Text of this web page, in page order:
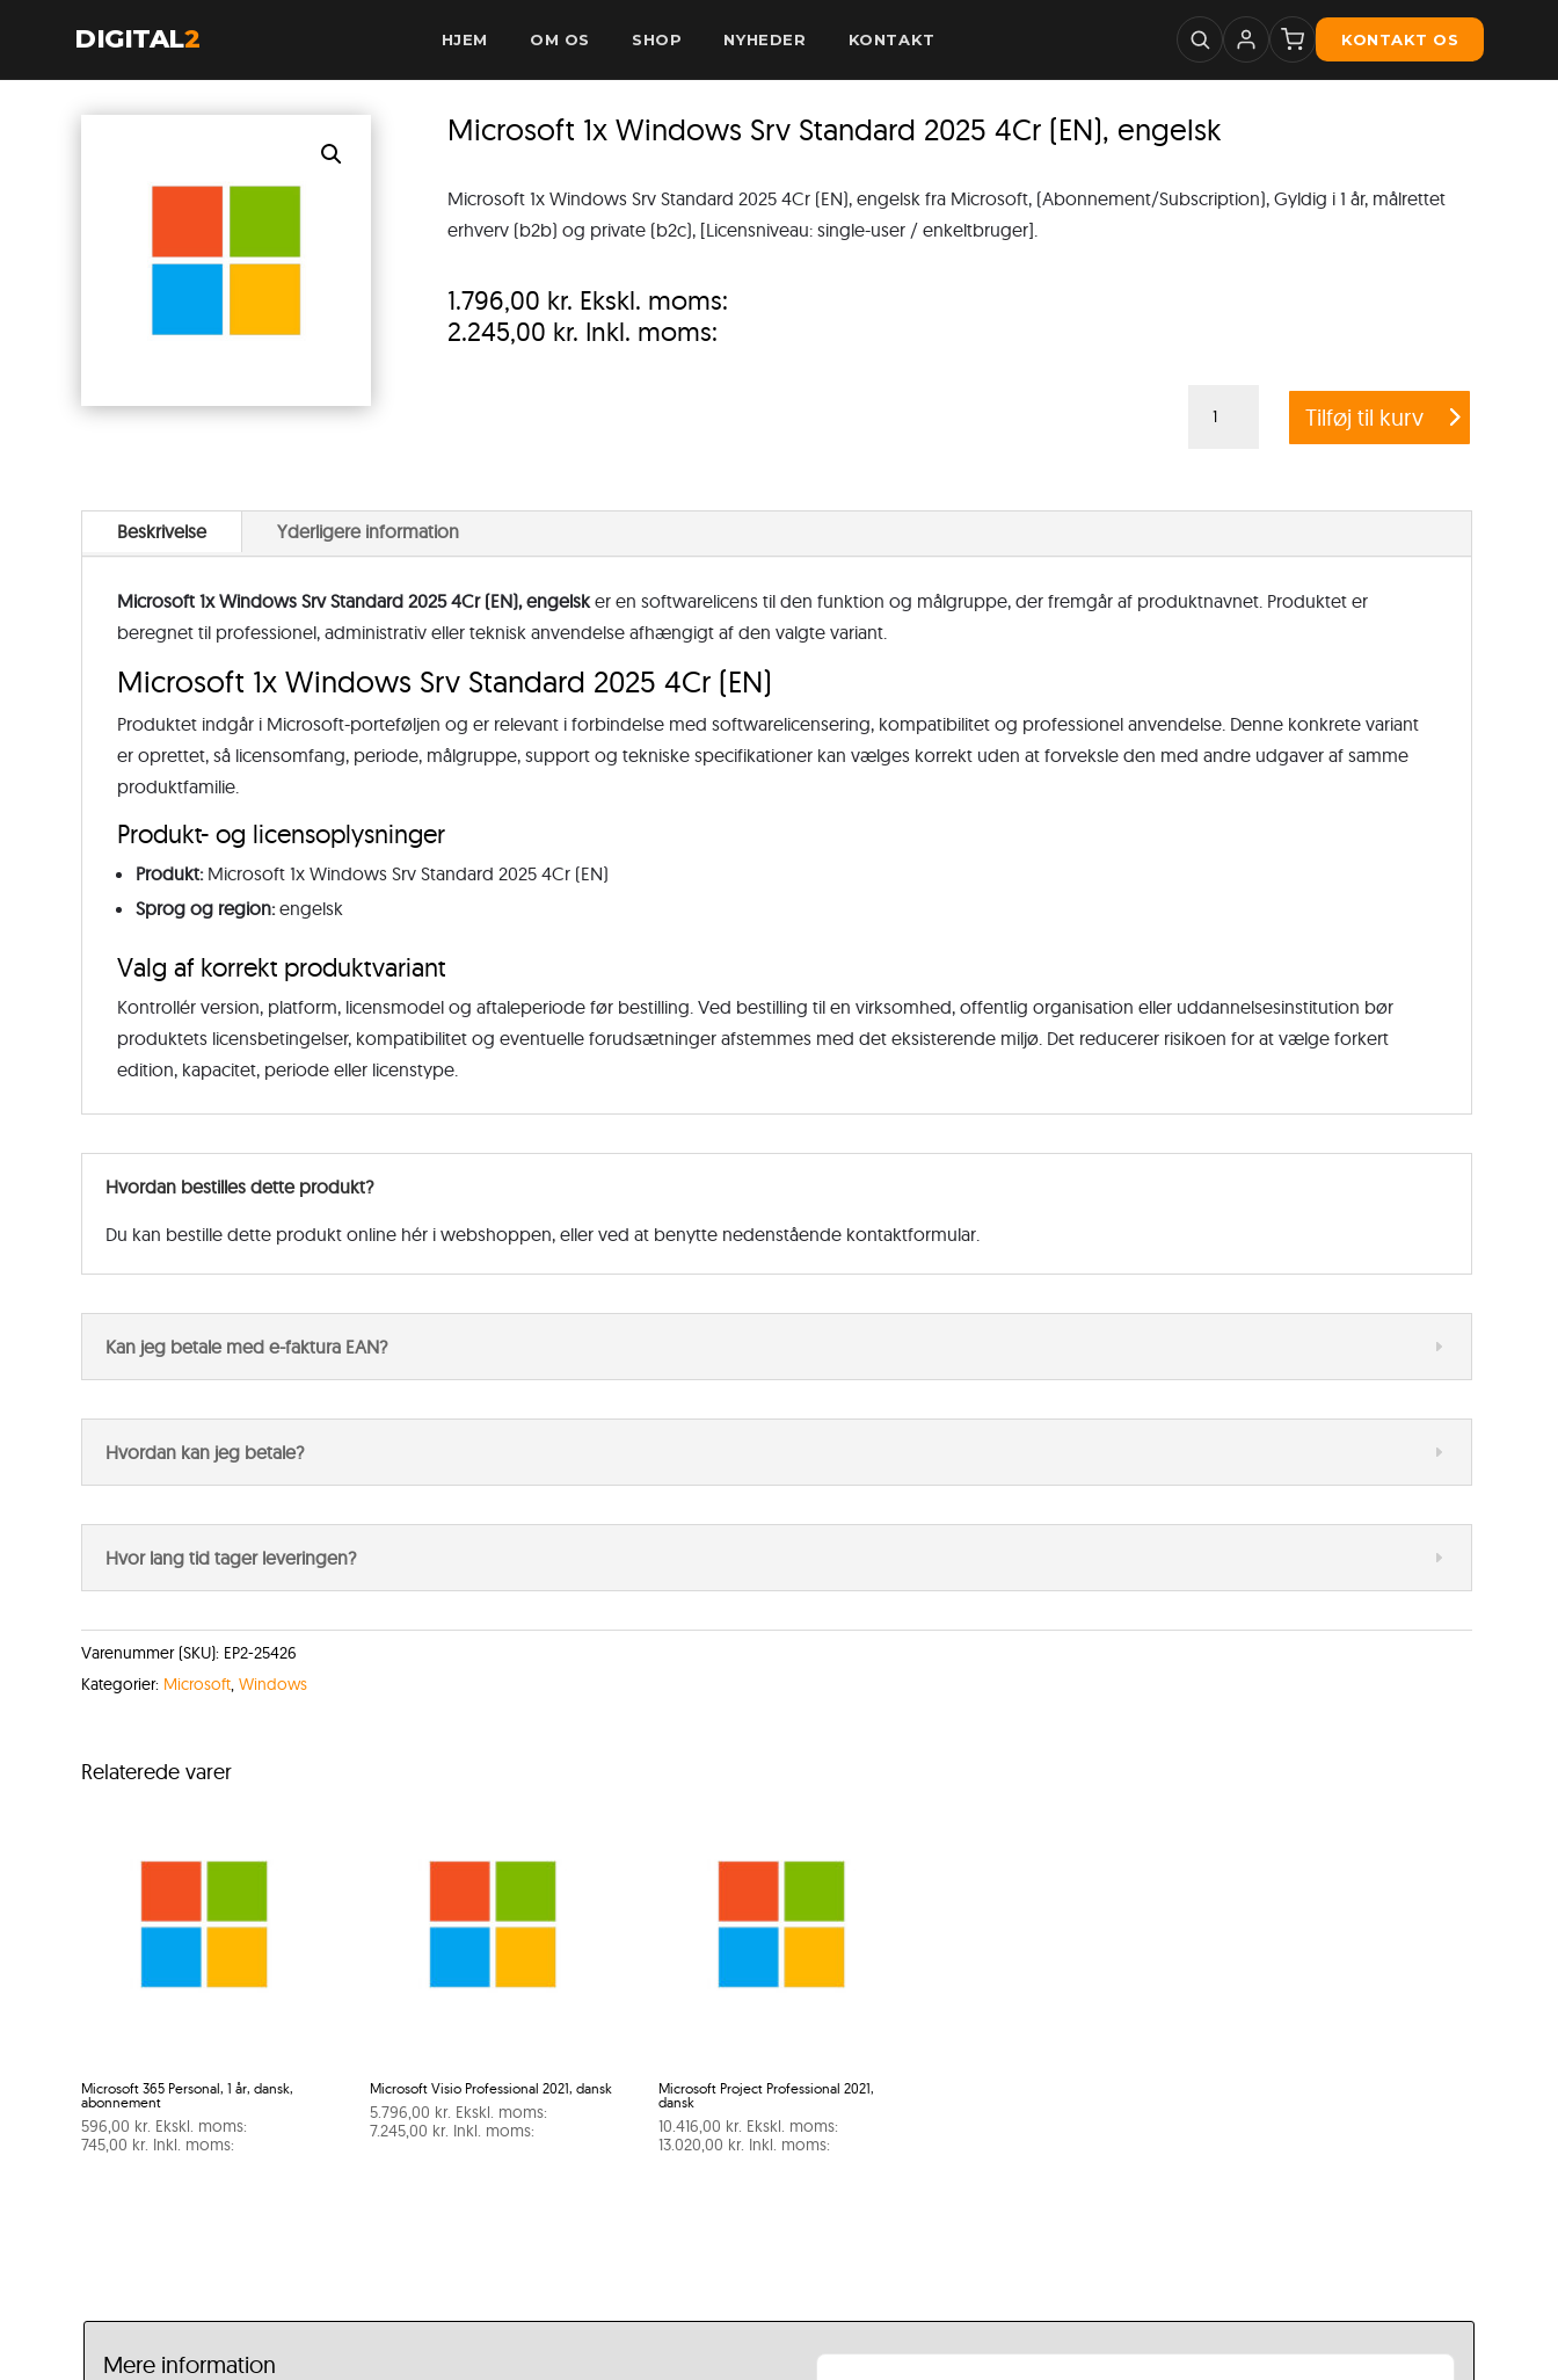
DIGITAL2 HJEM OM OS SHOP NYHEDER KONTAKT KONTAKT OS
Microsoft 1x Windows Srv Standard 2025 4Cr (EN), engelsk
Microsoft 1x Windows Srv Standard 2025 4Cr (EN), engelsk fra Microsoft, (Abonnement/Subscription), Gyldig i 1 år, målrettet
erhverv (b2b) og private (b2c), [Licensniveau: single-user / enkeltbruger].
1.796,00 kr. Ekskl. moms:
2.245,00 kr. Inkl. moms:
2025
Tilføj til kurv
Beskrivelse Yderligere information
Microsoft 1x Windows Srv Standard 2025 4Cr (EN), engelsker en softwarelicens til den funktion og målgruppe, der fremgår af produktnavnet. Produktet er
beregnet til professionel, administrativ eller teknisk anvendelse afhængigt af den valgte variant.
Microsoft 1x Windows Srv Standard 2025 4Cr (EN)
Produktet indgår i Microsoft-porteføljen og er relevant i forbindelse med softwarelicensering, kompatibilitet og professionel anvendelse. Denne konkrete variant
er oprettet, så licensomfang, periode, målgruppe, support og tekniske specifikationer kan vælges korrekt uden at forveksle den med andre udgaver af samme
produktfamilie.
Produkt- og licensoplysninger
Produkt:Microsoft 1x Windows Srv Standard 2025 4Cr (EN)
Sprog og region:engelsk
Valg af korrekt produktvariant
Kontrollér version, platform, licensmodel og aftaleperiode før bestilling. Ved bestilling til en virksomhed, offentlig organisation eller uddannelsesinstitution bør
produktets licensbetingelser, kompatibilitet og eventuelle forudsætninger afstemmes med det eksisterende miljø. Det reducerer risikoen for at vælge forkert
edition, kapacitet, periode eller licenstype.
Hvordan bestilles dette produkt?
Du kan bestille dette produkt online hér i webshoppen, eller ved at benytte nedenstående kontaktformular.
Kan jeg betale med e-faktura EAN?
Hvordan kan jeg betale?
Hvor lang tid tager leveringen?
Varenummer (SKU): EP2-25426
Kategorier: Microsoft, Windows
Relaterede varer
Microsoft 365 Personal, 1 år, dansk,
abonnement
596,00 kr. Ekskl. moms:
745,00 kr. Inkl. moms:
Microsoft Visio Professional 2021, dansk
5.796,00 kr. Ekskl. moms:
7.245,00 kr. Inkl. moms:
Microsoft Project Professional 2021,
dansk
10.416,00 kr. Ekskl. moms:
13.020,00 kr. Inkl. moms:
Mere information